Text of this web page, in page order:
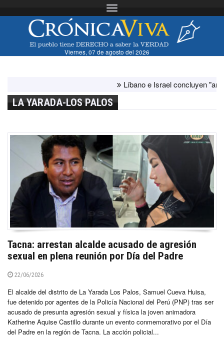
Toggle navigation
Viernes, 07 de agosto del 2026
Líbano e Israel concluyen "antes de
LA YARADA-LOS PALOS
Tacna: arrestan alcalde acusado de agresión
sexual en plena reunión por Día del Padre
22/06/2026
El alcalde del distrito de La Yarada Los Palos, Samuel Cueva Huisa,
fue detenido por agentes de la Policía Nacional del Perú (PNP) tras ser
acusado de presunta agresión sexual y física la joven animadora
Katherine Aquise Castillo durante un evento conmemorativo por el Día
del Padre en la región de Tacna. La acción policial...